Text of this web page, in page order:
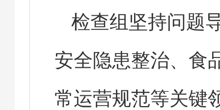
检查组坚持问题
安全隐患整治、食
常运营规范等关键